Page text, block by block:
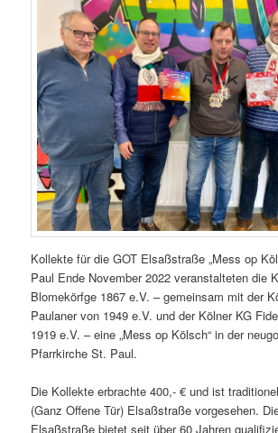
Kollekte für die GOT Elsaßstraße „Mess op
Paul Ende November 2022 veranstalteten die
Blomekörfge 1867 e.V. – gemeinsam mit der
Paulaner von 1949 e.V. und der Kölner KG
1919 e.V. – eine „Mess op Kölsch“ in der
Pfarrkirche St. Paul.
Die Kollekte erbrachte 400,- € und ist
(Ganz Offene Tür) Elsaßstraße vorgesehen.
Elsaßstraße bietet seit über 60 Jahren